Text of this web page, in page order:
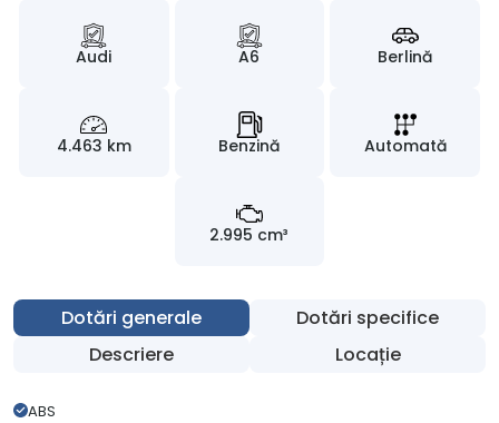
Audi A6 Berlină
4.463 km Benzină Automată
2.995 cm³
Dotări generale
Dotări specifice
Descriere
Locație
ABS